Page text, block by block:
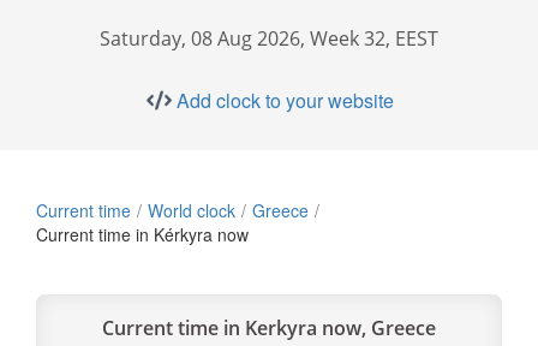
Saturday, 08 Aug 2026, Week 32, EEST
Add clock to your website
Current time World clock
Greece
Current time in Kérkyra now
Current time in Kerkyra now, Greece